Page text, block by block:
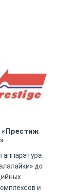
аппаратура
до
и